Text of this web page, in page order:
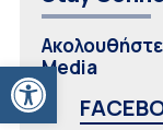
Ανοίξτε τη γραμμή εργαλείων
Media